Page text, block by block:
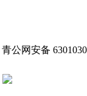
青公网安备